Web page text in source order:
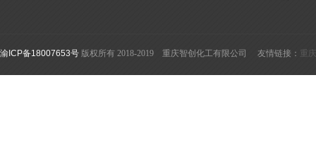
渝ICP备18007653号 版权所有 2018-2019 重庆智创化工有限公司 友情链接： 重